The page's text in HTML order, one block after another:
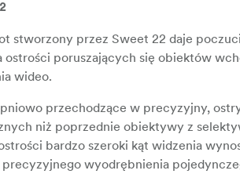
stworzony przez Sweet 22 daje
poruszających się obiektów
wideo.
przechodzące w precyzyjny,
niż poprzednie obiektywy z
bardzo szeroki kąt widzenia
wyodrębnienia